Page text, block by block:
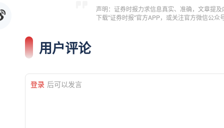
声明：证券时报力求信息真实、准确，文章提
下载"证券时报"官方APP，或关注官方微信公
用户评论
登录 后可以发言